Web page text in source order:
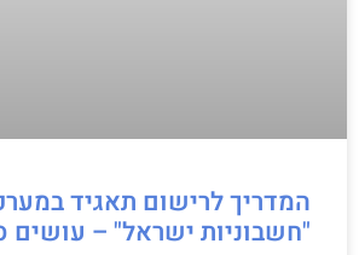
המדריך לרישום תאגיד
"חשבוניות ישראל" – עושים